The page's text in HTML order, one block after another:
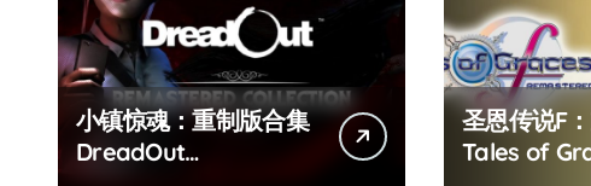
小镇惊魂：重制版合集
DreadOut
圣恩传说F
Tales of